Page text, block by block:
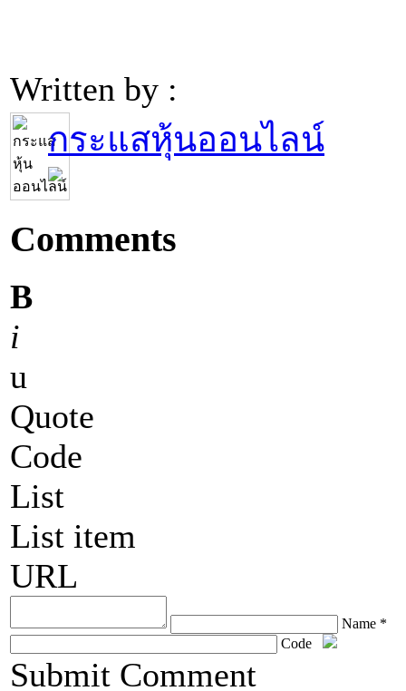
Written by :
กระแสหุ้นออนไลน์
Comments
B
i
u
Quote
Code
List
List item
URL
Name *
Code
Submit Comment